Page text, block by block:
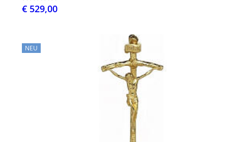
€ 529,00
NEU